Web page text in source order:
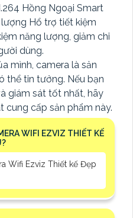
Hồng Ngoại Smart
Hổ trợ tiết kiệm
năng lượng, giảm chi
dùng.
mình, camera là sản
thể tin tưởng. Nếu bạn
giám sát tốt nhất, hãy
cung cấp sản phẩm này.
WIFI EZVIZ THIẾT KẾ
Wifi Ezviz Thiết kế Đẹp